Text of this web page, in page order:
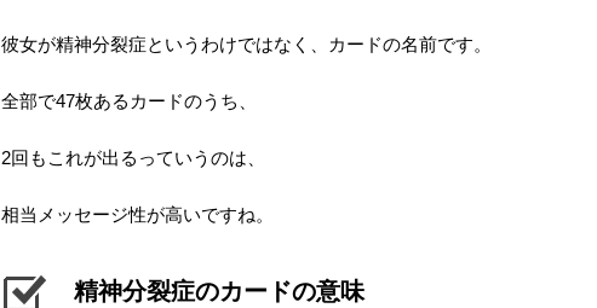
彼女が精神分裂症というわけではなく、カードの名前です。
全部で47枚あるカードのうち、
2回もこれが出るっていうのは、
相当メッセージ性が高いですね。
精神分裂症のカードの意味